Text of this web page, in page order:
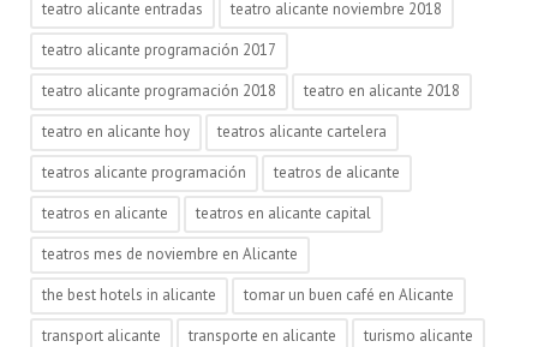
teatro alicante entradas
teatro alicante noviembre 2018
teatro alicante programación 2017
teatro alicante programación 2018
teatro en alicante 2018
teatro en alicante hoy
teatros alicante cartelera
teatros alicante programación
teatros de alicante
teatros en alicante
teatros en alicante capital
teatros mes de noviembre en Alicante
the best hotels in alicante
tomar un buen café en Alicante
transport alicante
transporte en alicante
turismo alicante